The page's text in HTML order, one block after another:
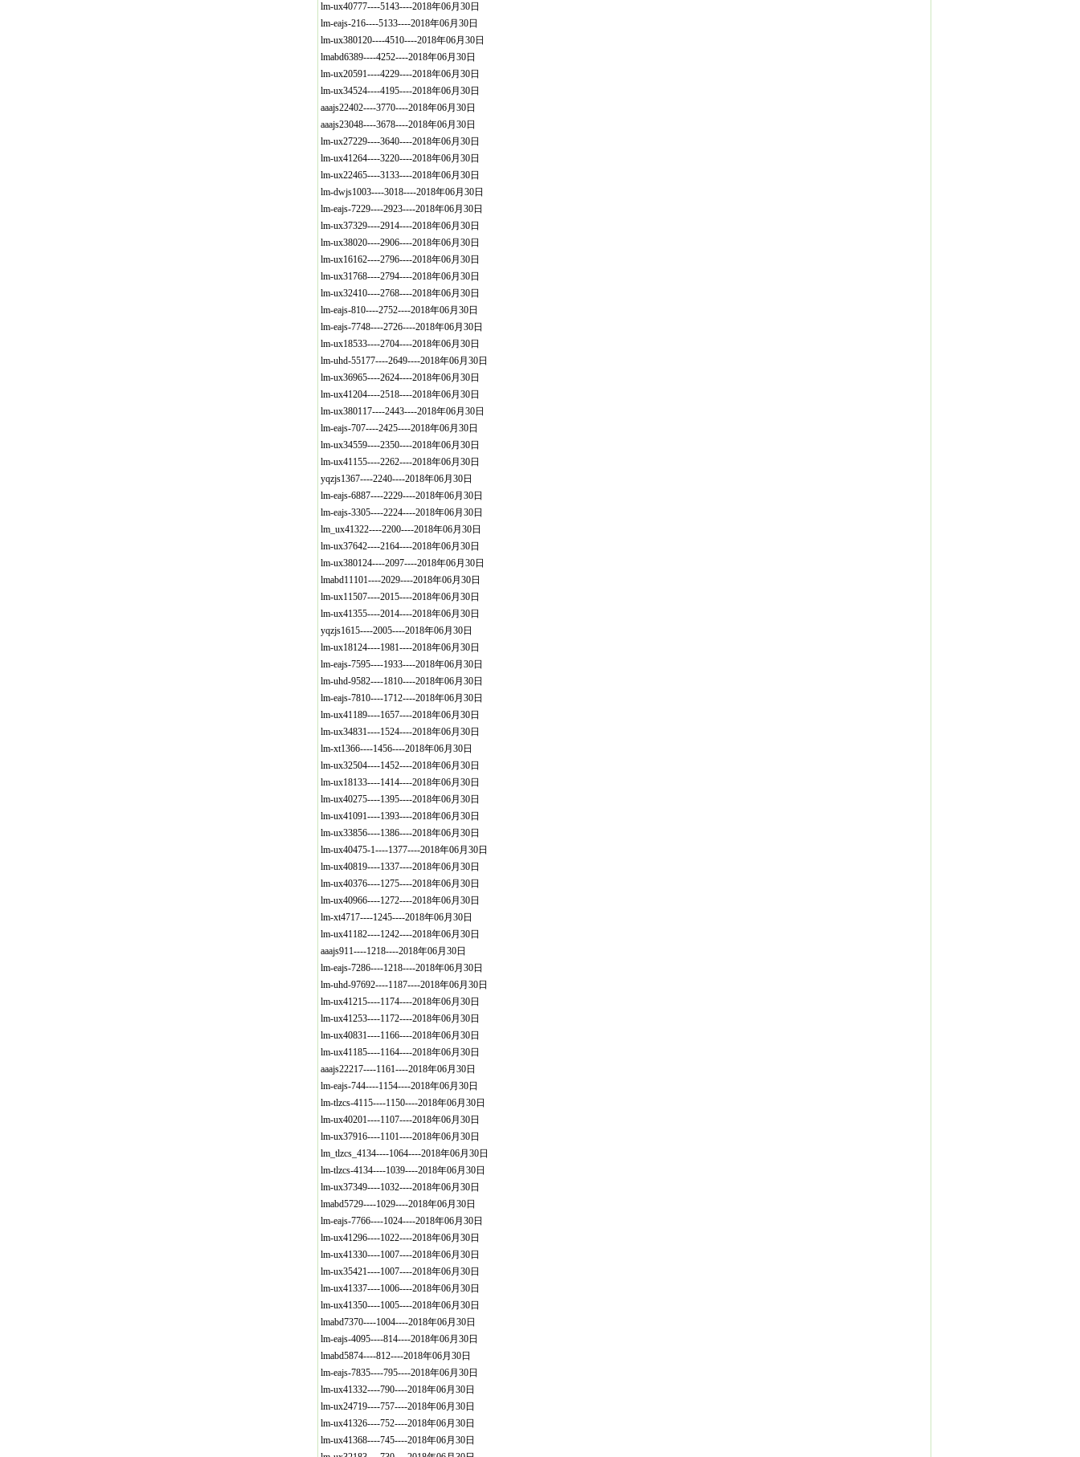
lm-ux40777----5143----2018年06月30日
lm-eajs-216----5133----2018年06月30日
lm-ux380120----4510----2018年06月30日
lmabd6389----4252----2018年06月30日
lm-ux20591----4229----2018年06月30日
lm-ux34524----4195----2018年06月30日
aaajs22402----3770----2018年06月30日
aaajs23048----3678----2018年06月30日
lm-ux27229----3640----2018年06月30日
lm-ux41264----3220----2018年06月30日
lm-ux22465----3133----2018年06月30日
lm-dwjs1003----3018----2018年06月30日
lm-eajs-7229----2923----2018年06月30日
lm-ux37329----2914----2018年06月30日
lm-ux38020----2906----2018年06月30日
lm-ux16162----2796----2018年06月30日
lm-ux31768----2794----2018年06月30日
lm-ux32410----2768----2018年06月30日
lm-eajs-810----2752----2018年06月30日
lm-eajs-7748----2726----2018年06月30日
lm-ux18533----2704----2018年06月30日
lm-uhd-55177----2649----2018年06月30日
lm-ux36965----2624----2018年06月30日
lm-ux41204----2518----2018年06月30日
lm-ux380117----2443----2018年06月30日
lm-eajs-707----2425----2018年06月30日
lm-ux34559----2350----2018年06月30日
lm-ux41155----2262----2018年06月30日
yqzjs1367----2240----2018年06月30日
lm-eajs-6887----2229----2018年06月30日
lm-eajs-3305----2224----2018年06月30日
lm_ux41322----2200----2018年06月30日
lm-ux37642----2164----2018年06月30日
lm-ux380124----2097----2018年06月30日
lmabd11101----2029----2018年06月30日
lm-ux11507----2015----2018年06月30日
lm-ux41355----2014----2018年06月30日
yqzjs1615----2005----2018年06月30日
lm-ux18124----1981----2018年06月30日
lm-eajs-7595----1933----2018年06月30日
lm-uhd-9582----1810----2018年06月30日
lm-eajs-7810----1712----2018年06月30日
lm-ux41189----1657----2018年06月30日
lm-ux34831----1524----2018年06月30日
lm-xt1366----1456----2018年06月30日
lm-ux32504----1452----2018年06月30日
lm-ux18133----1414----2018年06月30日
lm-ux40275----1395----2018年06月30日
lm-ux41091----1393----2018年06月30日
lm-ux33856----1386----2018年06月30日
lm-ux40475-1----1377----2018年06月30日
lm-ux40819----1337----2018年06月30日
lm-ux40376----1275----2018年06月30日
lm-ux40966----1272----2018年06月30日
lm-xt4717----1245----2018年06月30日
lm-ux41182----1242----2018年06月30日
aaajs911----1218----2018年06月30日
lm-eajs-7286----1218----2018年06月30日
lm-uhd-97692----1187----2018年06月30日
lm-ux41215----1174----2018年06月30日
lm-ux41253----1172----2018年06月30日
lm-ux40831----1166----2018年06月30日
lm-ux41185----1164----2018年06月30日
aaajs22217----1161----2018年06月30日
lm-eajs-744----1154----2018年06月30日
lm-tlzcs-4115----1150----2018年06月30日
lm-ux40201----1107----2018年06月30日
lm-ux37916----1101----2018年06月30日
lm_tlzcs_4134----1064----2018年06月30日
lm-tlzcs-4134----1039----2018年06月30日
lm-ux37349----1032----2018年06月30日
lmabd5729----1029----2018年06月30日
lm-eajs-7766----1024----2018年06月30日
lm-ux41296----1022----2018年06月30日
lm-ux41330----1007----2018年06月30日
lm-ux35421----1007----2018年06月30日
lm-ux41337----1006----2018年06月30日
lm-ux41350----1005----2018年06月30日
lmabd7370----1004----2018年06月30日
lm-eajs-4095----814----2018年06月30日
lmabd5874----812----2018年06月30日
lm-eajs-7835----795----2018年06月30日
lm-ux41332----790----2018年06月30日
lm-ux24719----757----2018年06月30日
lm-ux41326----752----2018年06月30日
lm-ux41368----745----2018年06月30日